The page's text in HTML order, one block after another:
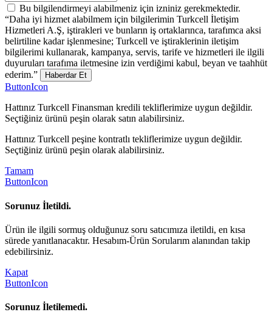
Bu bilgilendirmeyi alabilmeniz için izniniz gerekmektedir.
“Daha iyi hizmet alabilmem için bilgilerimin Turkcell İletişim
Hizmetleri A.Ş, iştirakleri ve bunların iş ortaklarınca, tarafımca aksi
belirtiline kadar işlenmesine; Turkcell ve iştiraklerinin iletişim
bilgilerimi kullanarak, kampanya, servis, tarife ve hizmetleri ile ilgili
duyuruları tarafıma iletmesine izin verdiğimi kabul, beyan ve taahhüt
ederim.”
Haberdar Et
ButtonIcon
Hattınız Turkcell Finansman kredili tekliflerimize uygun değildir.
Seçtiğiniz ürünü peşin olarak satın alabilirsiniz.
Hattınız Turkcell peşine kontratlı tekliflerimize uygun değildir.
Seçtiğiniz ürünü peşin olarak alabilirsiniz.
Tamam
ButtonIcon
Sorunuz İletildi.
Ürün ile ilgili sormuş olduğunuz soru satıcımıza iletildi, en kısa
sürede yanıtlanacaktır. Hesabım-Ürün Sorularım alanından takip
edebilirsiniz.
Kapat
ButtonIcon
Sorunuz İletilemedi.